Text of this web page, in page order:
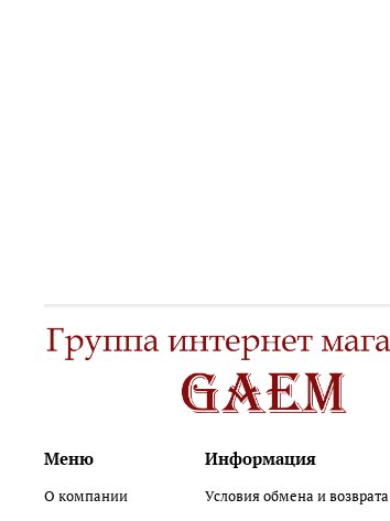
Меню
О компании
Информация
Условия обмена и возврата